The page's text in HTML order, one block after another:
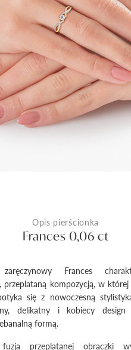
Opis pierścionka
Frances 0,06 ct
zaręczynowy Frances
przeplataną kompozycją, w
się z nowoczesną
delikatny i kobiecy
formą.
fuzja przeplatanej obrączki